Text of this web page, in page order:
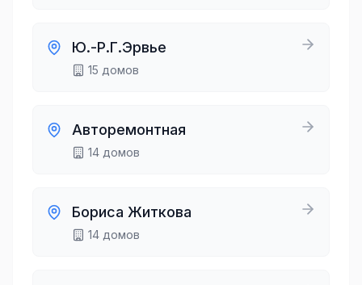
Ю.-Р.Г.Эрвье
15 домов
Авторемонтная
14 домов
Бориса Житкова
14 домов